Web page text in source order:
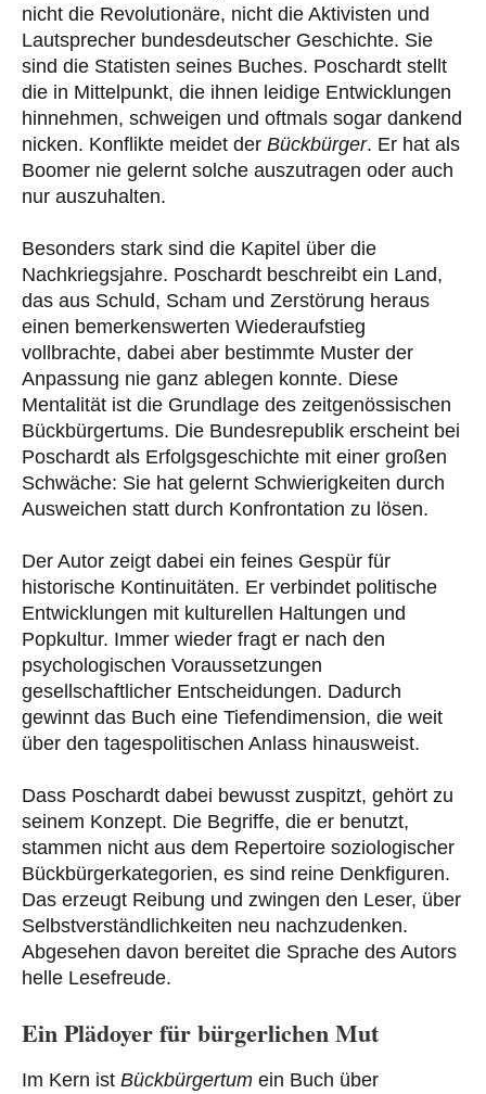
nicht die Revolutionäre, nicht die Aktivisten und
Lautsprecher bundesdeutscher Geschichte. Sie
sind die Statisten seines Buches. Poschardt stellt
die in Mittelpunkt, die ihnen leidige Entwicklungen
hinnehmen, schweigen und oftmals sogar dankend
nicken. Konflikte meidet der Bückbürger. Er hat als
Boomer nie gelernt solche auszutragen oder auch
nur auszuhalten.
Besonders stark sind die Kapitel über die
Nachkriegsjahre. Poschardt beschreibt ein Land,
das aus Schuld, Scham und Zerstörung heraus
einen bemerkenswerten Wiederaufstieg
vollbrachte, dabei aber bestimmte Muster der
Anpassung nie ganz ablegen konnte. Diese
Mentalität ist die Grundlage des zeitgenössischen
Bückbürgertums. Die Bundesrepublik erscheint bei
Poschardt als Erfolgsgeschichte mit einer großen
Schwäche: Sie hat gelernt Schwierigkeiten durch
Ausweichen statt durch Konfrontation zu lösen.
Der Autor zeigt dabei ein feines Gespür für
historische Kontinuitäten. Er verbindet politische
Entwicklungen mit kulturellen Haltungen und
Popkultur. Immer wieder fragt er nach den
psychologischen Voraussetzungen
gesellschaftlicher Entscheidungen. Dadurch
gewinnt das Buch eine Tiefendimension, die weit
über den tagespolitischen Anlass hinausweist.
Dass Poschardt dabei bewusst zuspitzt, gehört zu
seinem Konzept. Die Begriffe, die er benutzt,
stammen nicht aus dem Repertoire soziologischer
Bückbürgerkategorien, es sind reine Denkfiguren.
Das erzeugt Reibung und zwingen den Leser, über
Selbstverständlichkeiten neu nachzudenken.
Abgesehen davon bereitet die Sprache des Autors
helle Lesefreude.
Ein Plädoyer für bürgerlichen Mut
Im Kern ist Bückbürgertum ein Buch über